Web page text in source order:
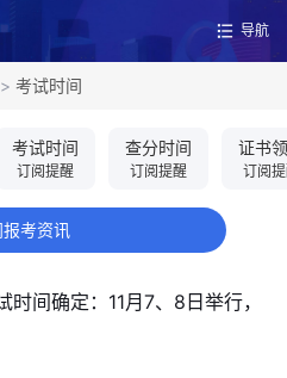
导航
> 考试时间
考试时间
订阅提醒
查分时间
订阅提醒
证书
订阅
考资讯
间确定：11月7、8日举行，